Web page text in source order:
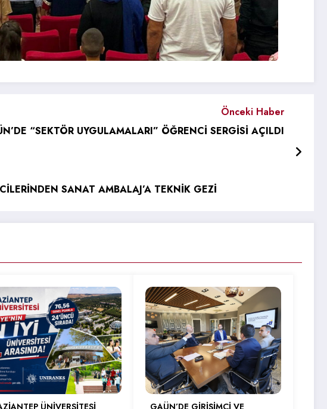
Önceki Haber
“SEKTÖR UYGULAMALARI” ÖĞRENCİ SERGİSİ AÇILDI
SANAT AMBALAJ’A TEKNİK GEZİ
ÜNİVERSİTESİ GAÜN’DE GİRİŞİMCİ VE